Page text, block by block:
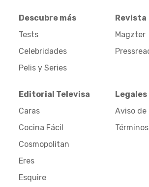
Descubre más
Tests
Celebridades
Pelis y Series
Revista
Magzter
Editorial Televisa
Caras
Cocina Fácil
Cosmopolitan
Eres
Esquire
Legales
Aviso de